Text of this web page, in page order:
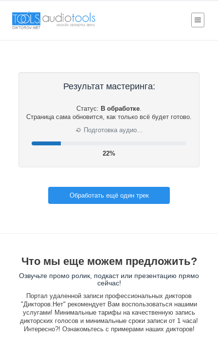
Результат мастеринга:
Статус: В обработке.
Страница сама обновится, как только всё будет готово.
⟳ Подготовка аудио…
23%
Обработать ещё один трек
Что мы еще можем предложить?
Озвучьте промо ролик, подкаст или презентацию прямо
сейчас!
Портал удаленной записи профессиональных дикторов
"Дикторов.Нет" рекомендует Вам воспользоваться нашими
услугами! Минимальные тарифы на качественную запись
дикторских голосов и минимальные сроки записи от 1 часа!
Интересно?! Ознакомьтесь с примерами наших дикторов!